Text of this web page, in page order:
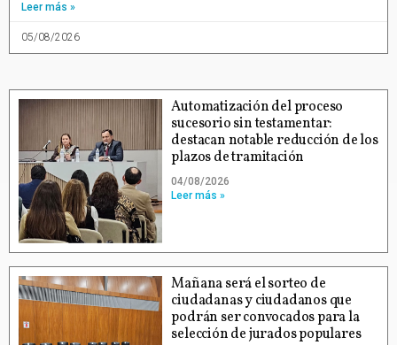
Leer más »
05/08/2026
Automatización del proceso
sucesorio sin testamentar:
destacan notable reducción de los
plazos de tramitación
04/08/2026
Leer más »
Mañana será el sorteo de
ciudadanas y ciudadanos que
podrán ser convocados para la
selección de jurados populares